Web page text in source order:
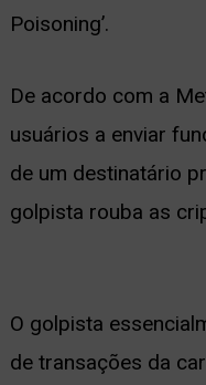
Poisoning’.
De acordo com a
usuários a enviar
de um destinatário
golpista rouba as
O golpista
de transações da